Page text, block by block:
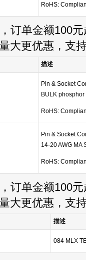
RoHS:
订单金额100元
大更优惠，支
描述
Pin & Socket
BULK
RoHS:
Pin & Socket
14-20 AWG MA
RoHS:
订单金额100元
大更优惠，支
描述
084 MLX